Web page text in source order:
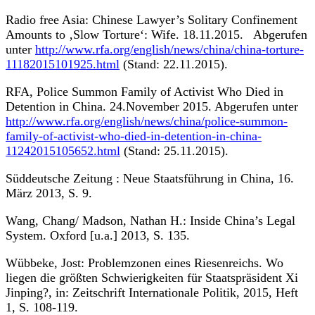
Radio free Asia: Chinese Lawyer’s Solitary Confinement
Amounts to ‚Slow Torture‘: Wife. 18.11.2015. Abgerufen
unter http://www.rfa.org/english/news/china/china-torture-
11182015101925.html (Stand: 22.11.2015).
RFA, Police Summon Family of Activist Who Died in
Detention in China. 24.November 2015. Abgerufen unter
http://www.rfa.org/english/news/china/police-summon-
family-of-activist-who-died-in-detention-in-china-
11242015105652.html (Stand: 25.11.2015).
Süddeutsche Zeitung : Neue Staatsführung in China, 16.
März 2013, S. 9.
Wang, Chang/ Madson, Nathan H.: Inside China’s Legal
System. Oxford [u.a.] 2013, S. 135.
Wübbeke, Jost: Problemzonen eines Riesenreichs. Wo
liegen die größten Schwierigkeiten für Staatspräsident Xi
Jinping?, in: Zeitschrift Internationale Politik, 2015, Heft
1, S. 108-119.